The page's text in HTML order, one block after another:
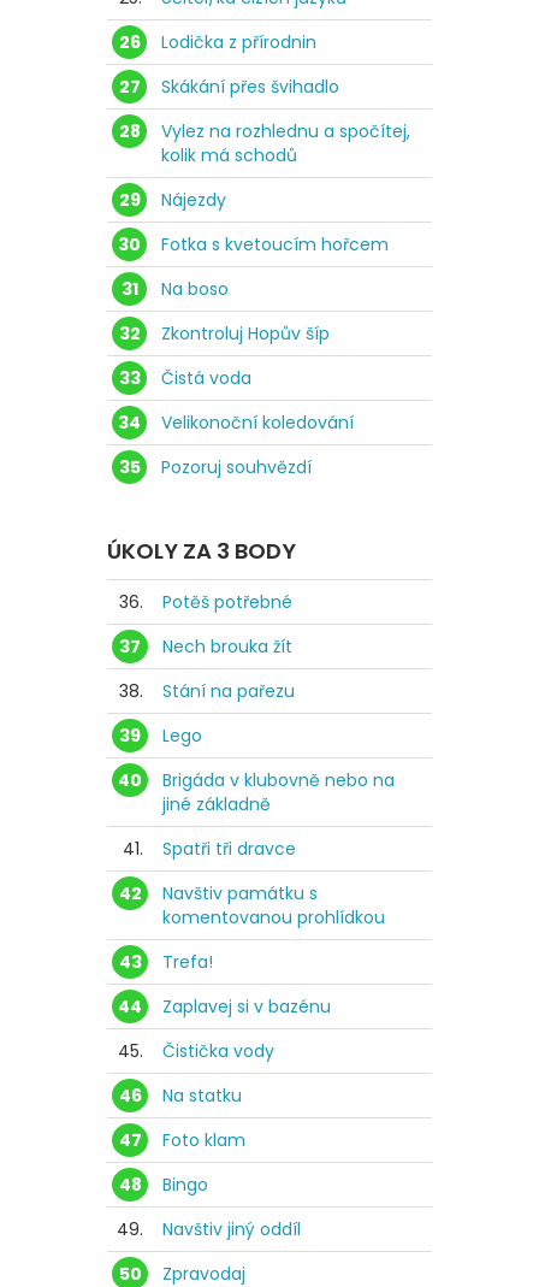
26
Lodička z přírodnin
27
Skákání přes švihadlo
28
Vylez na rozhlednu a spočítej,
kolik má schodů
29
Nájezdy
30
Fotka s kvetoucím hořcem
31
Na boso
32
Zkontroluj Hopův šíp
33
Čistá voda
34
Velikonoční koledování
35
Pozoruj souhvězdí
ÚKOLY ZA 3 BODY
36.
Potěš potřebné
37
Nech brouka žít
38.
Stání na pařezu
39
Lego
40
Brigáda v klubovně nebo na
jiné základně
41.
Spatři tři dravce
42
Navštiv památku s
komentovanou prohlídkou
43
Trefa!
44
Zaplavej si v bazénu
45.
Čistička vody
46
Na statku
47
Foto klam
48
Bingo
49.
Navštiv jiný oddíl
50
Zpravodaj